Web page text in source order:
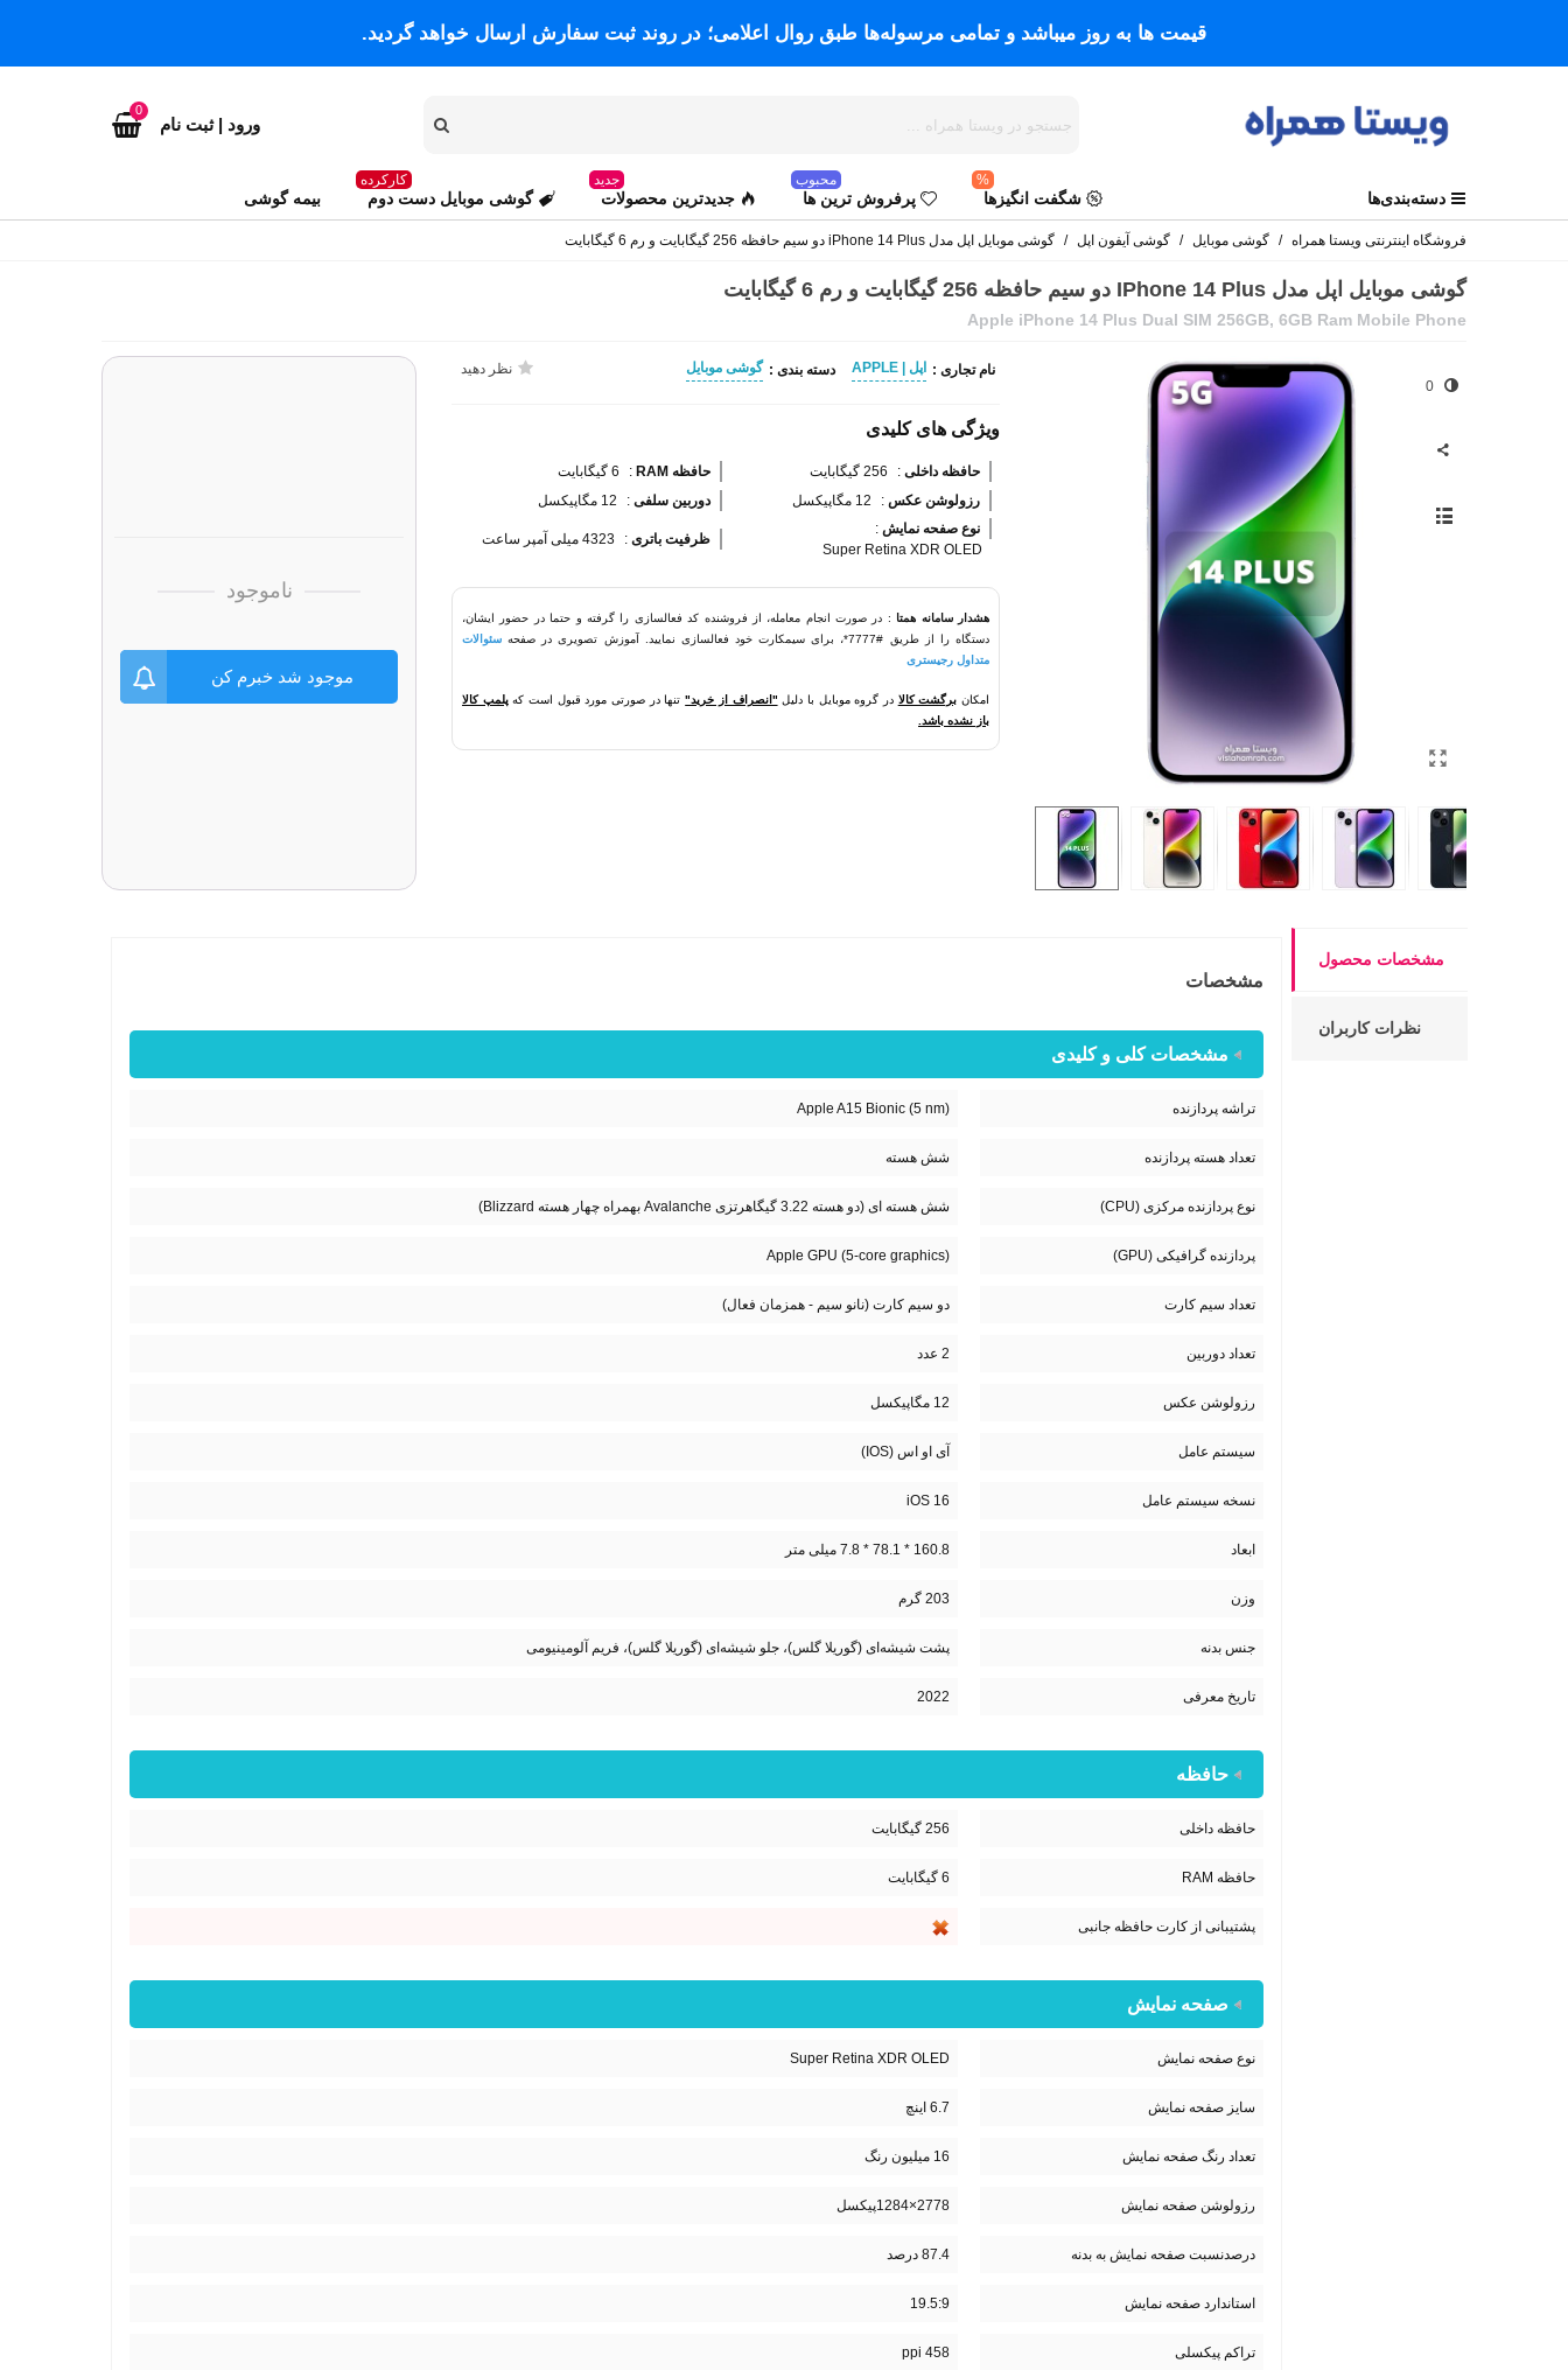
قیمت ها به روز میباشد و تمامی مرسوله‌ها طبق روال اعلامی؛ در روند ثبت سفارش ارسال خواهد گردید.
ورود | ثبت نام
0
دسته‌بندی‌ها شگفت انگیزها
%
پرفروش ترین ها
محبوب
جدیدترین محصولات
جدید
گوشی موبایل دست دوم
کارکرده
بیمه گوشی
فروشگاه اینترنتی ویستا همراه / گوشی موبایل / گوشی آیفون اپل / گوشی موبایل اپل مدل iPhone 14 Plus دو سیم حافظه 256 گیگابایت و رم 6 گیگابایت
گوشی موبایل اپل مدل IPhone 14 Plus دو سیم حافظه 256 گیگابایت و رم 6 گیگابایت
Apple iPhone 14 Plus Dual SIM 256GB, 6GB Ram Mobile Phone
0
نام تجاری : اپل | APPLE دسته بندی : گوشی موبایل نظر دهید
ویژگی های کلیدی
حافظه داخلی : 256 گیگابایت حافظه RAM :
6 گیگابایت
رزولوشن عکس : 12 مگاپیکسل دوربین سلفی :
12 مگاپیکسل
نوع صفحه نمایش :
Super Retina XDR OLED
ظرفیت باتری : 4323 میلی آمپر ساعت
هشدار سامانه همتا : در صورت انجام معامله، از فروشنده کد فعالسازی را گرفته و حتما در حضور ایشان،
دستگاه را از طریق #7777*، برای سیمکارت خود فعالسازی نمایید. آموزش تصویری در صفحه
سئوالات
متداول رجیستری
امکان برگشت کالا در گروه موبایل با دلیل "انصراف از خرید"تنها در صورتی مورد قبول است کهپلمپ کالا
باز نشده باشد.
ناموجود
موجود شد خبرم کن
مشخصات محصول
نظرات کاربران
مشخصات
مشخصات کلی و کلیدی
تراشه پردازنده Apple A15 Bionic (5 nm)
تعداد هسته پردازنده شش هسته
نوع پردازنده مرکزی (CPU) شش هسته ای (دو هسته 3.22 گیگاهرتزی Avalanche بهمراه چهار هسته Blizzard)
پردازنده گرافیکی (GPU) Apple GPU (5-core graphics)
تعداد سیم کارت دو سیم کارت (نانو سیم - همزمان فعال)
تعداد دوربین 2 عدد
رزولوشن عکس 12 مگاپیکسل
سیستم عامل آی او اس (IOS)
نسخه سیستم عامل iOS 16
ابعاد 160.8 * 78.1 * 7.8 میلی متر
وزن 203 گرم
جنس بدنه پشت شیشه‌ای (گوریلا گلس)، جلو شیشه‌ای (گوریلا گلس)، فریم آلومینیومی
تاریخ معرفی 2022
حافظه
حافظه داخلی 256 گیگابایت
حافظه RAM 6 گیگابایت
پشتیبانی از کارت حافظه جانبی
صفحه نمایش
نوع صفحه نمایش Super Retina XDR OLED
سایز صفحه نمایش 6.7 اینچ
تعداد رنگ صفحه نمایش 16 میلیون رنگ
رزولوشن صفحه نمایش 2778×1284پیکسل
درصدنسبت صفحه نمایش به بدنه 87.4 درصد
استاندارد صفحه نمایش 19.5:9
تراکم پیکسلی 458 ppi